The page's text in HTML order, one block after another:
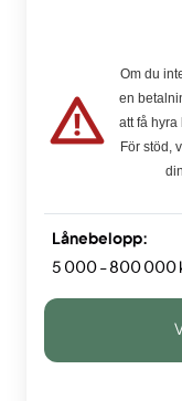
Om du
en
att få
För stöd,
Lånebelopp:
5 000 - 800 000